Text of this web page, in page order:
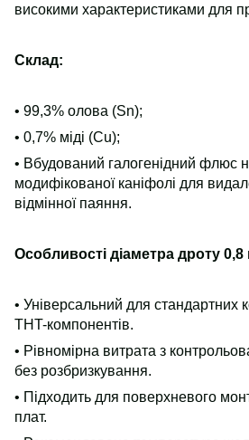
високими характеристиками для
Склад:
• 99,3% олова (Sn);
• 0,7% міді (Cu);
• Вбудований галогенідний флюс
модифікованої каніфолі для
відмінної паяння.
Особливості діаметра дроту
• Універсальний для стандартних
THT-компонентів.
• Рівномірна витрата з
без розбризкування.
• Підходить для поверхневого
плат.